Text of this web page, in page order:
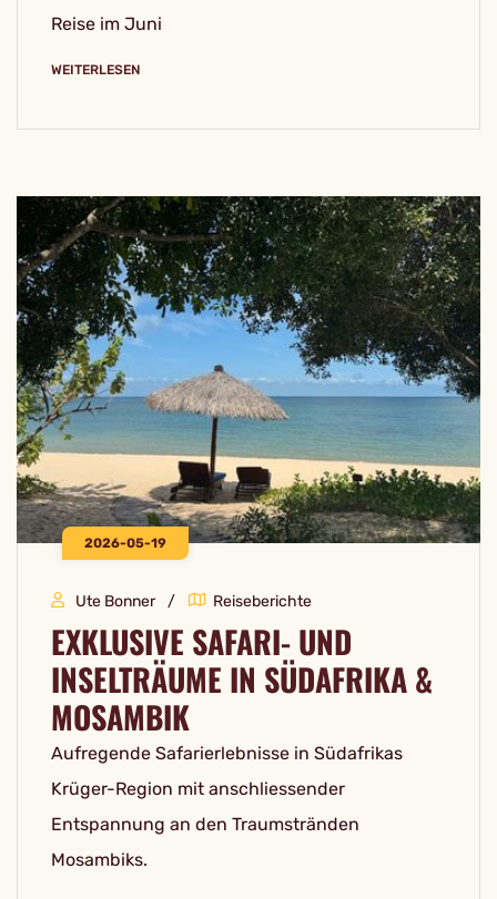
Reise im Juni
WEITERLESEN
2026-05-19
Ute Bonner Reiseberichte
EXKLUSIVE SAFARI- UND
INSELTRÄUME IN SÜDAFRIKA &
MOSAMBIK
Aufregende Safarierlebnisse in Südafrikas
Krüger-Region mit anschliessender
Entspannung an den Traumstränden
Mosambiks.